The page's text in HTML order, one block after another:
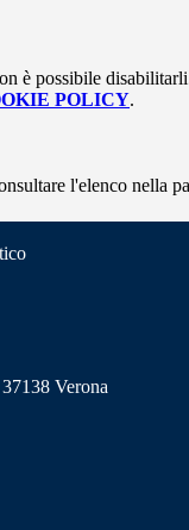
è possibile
POLICY.
l'elenco nella
Verona